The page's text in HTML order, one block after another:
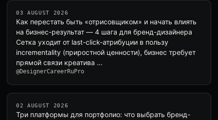
03 AUGUST 2026
Как перестать быть «отрисовщиком» и начать влиять
на бизнес-результат — 4 шага для бренд-дизайнера
Сетка уходит от last-click-атрибуции в пользу
incrementality (приростной ценности), бизнес требует
прямой связи креатива …
@DesignerCareerRuPro
02 AUGUST 2026
Три платформы для портфолио: что выбрать бренд-